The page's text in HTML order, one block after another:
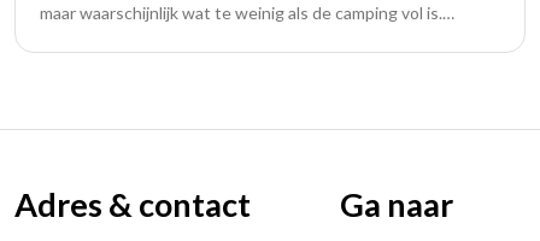
maar waarschijnlijk wat te weinig als de camping vol is.
Adres & contact Ga naar